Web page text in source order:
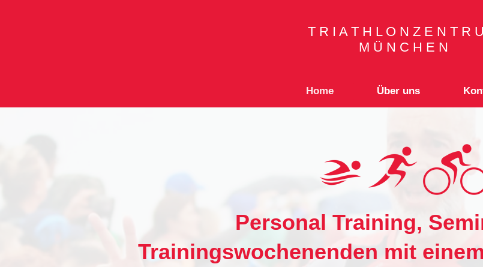
T R I A T H L O N Z E N T R
M Ü N C H E N
Home Über uns
Personal Training,
Trainingswochenenden mit